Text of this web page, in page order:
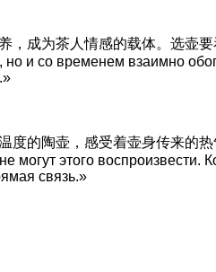
，成为茶人情感的载体。选
и со временем взаимно
度的陶壶，感受着壶身传来
могут этого
связь.»